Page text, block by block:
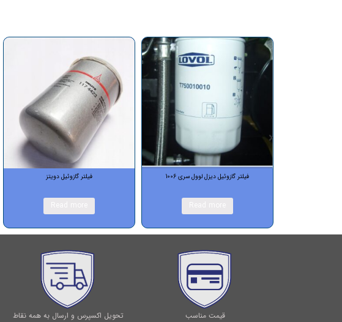
فیلتر گازوئیل دویتز فیلتر هواکش دیزل کامینزKTA50G8-I
قیمت مناسب تحویل اکسپرس و ارسال به همه نقاط